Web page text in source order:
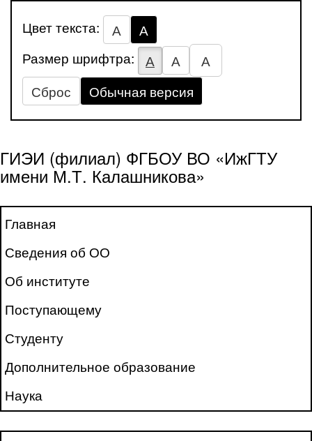
Цвет текста: А
А
Размер шрифтра:
А А
А
Сброс
Обычная версия
ГИЭИ (филиал) ФГБОУ ВО «ИжГТУ
имени М.Т. Калашникова»
Главная
Сведения об ОО
Об институте
Поступающему
Студенту
Дополнительное образование
Наука